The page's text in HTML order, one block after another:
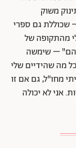
משוק
שכוללת גם ספרי
מהתקופה של
– שימשה
מה שהידיים שלי
מחו"ל, גם אם זו
אני לא יכולה